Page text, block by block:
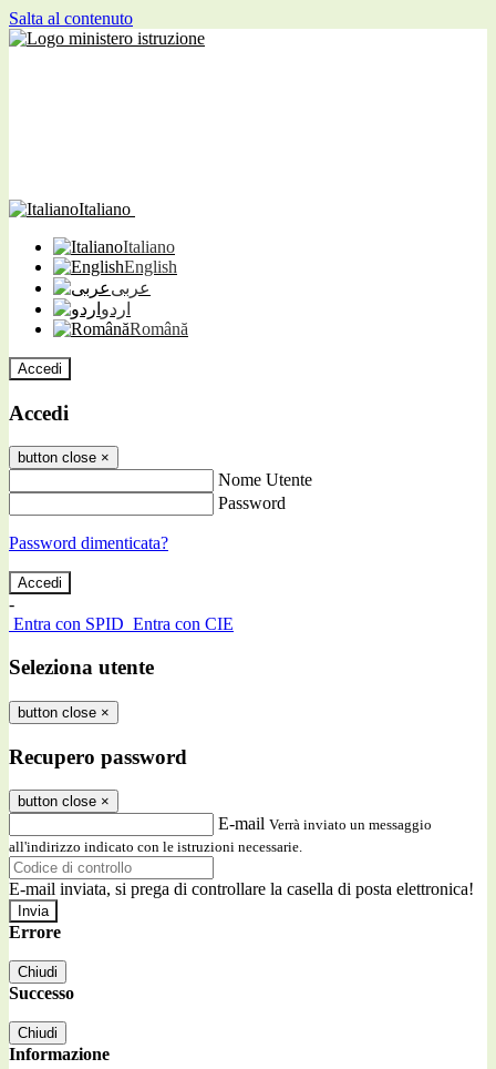
Salta al contenuto
Italiano
Italiano
English
عربى
اردو
Română
Accedi
Accedi
button close ×
Nome Utente
Password
Password dimenticata?
-
Entra con SPID Entra con CIE
Seleziona utente
button close ×
Recupero password
button close ×
E-mail Verrà inviato un messaggio
all'indirizzo indicato con le istruzioni necessarie.
E-mail inviata, si prega di controllare la casella di posta elettronica!
Errore
Chiudi
Successo
Chiudi
Informazione